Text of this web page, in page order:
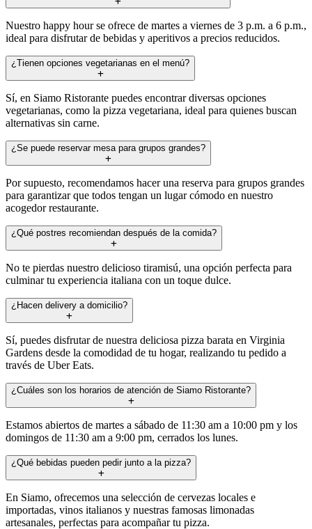
Nuestro happy hour se ofrece de martes a viernes de 3 p.m. a 6 p.m.,
ideal para disfrutar de bebidas y aperitivos a precios reducidos.
¿Tienen opciones vegetarianas en el menú?
Sí, en Siamo Ristorante puedes encontrar diversas opciones
vegetarianas, como la pizza vegetariana, ideal para quienes buscan
alternativas sin carne.
¿Se puede reservar mesa para grupos grandes?
Por supuesto, recomendamos hacer una reserva para grupos grandes
para garantizar que todos tengan un lugar cómodo en nuestro
acogedor restaurante.
¿Qué postres recomiendan después de la comida?
No te pierdas nuestro delicioso tiramisú, una opción perfecta para
culminar tu experiencia italiana con un toque dulce.
¿Hacen delivery a domicilio?
Sí, puedes disfrutar de nuestra deliciosa pizza barata en Virginia
Gardens desde la comodidad de tu hogar, realizando tu pedido a
través de Uber Eats.
¿Cuáles son los horarios de atención de Siamo Ristorante?
Estamos abiertos de martes a sábado de 11:30 am a 10:00 pm y los
domingos de 11:30 am a 9:00 pm, cerrados los lunes.
¿Qué bebidas pueden pedir junto a la pizza?
En Siamo, ofrecemos una selección de cervezas locales e
importadas, vinos italianos y nuestras famosas limonadas
artesanales, perfectas para acompañar tu pizza.